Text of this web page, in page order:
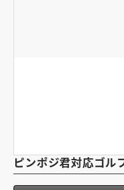
ピンポジ君対応ゴル